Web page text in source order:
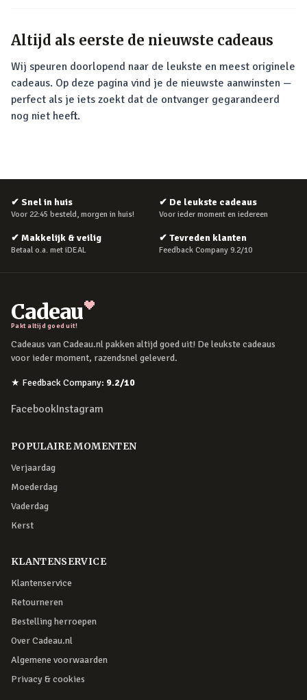
Altijd als eerste de nieuwste cadeaus
Wij speuren doorlopend naar de leukste en meest originele
cadeaus. Op deze pagina vind je de nieuwste aanwinsten —
perfect als je iets zoekt dat de ontvanger gegarandeerd
nog niet heeft.
✔ Snel in huis
Voor 22:45 besteld, morgen in huis!
✔ De leukste cadeaus
Voor ieder moment en iedereen
✔ Makkelijk & veilig
Betaal o.a. met iDEAL
✔ Tevreden klanten
Feedback Company 9.2/10
Cadeau
Pakt altijd goed uit!
Cadeaus van Cadeau.nl pakken altijd goed uit! De leukste cadeaus
voor ieder moment, razendsnel geleverd.
★ Feedback Company: 9.2/10
FacebookInstagram
POPULAIRE MOMENTEN
Verjaardag
Moederdag
Vaderdag
Kerst
KLANTENSERVICE
Klantenservice
Retourneren
Bestelling herroepen
Over Cadeau.nl
Algemene voorwaarden
Privacy & cookies